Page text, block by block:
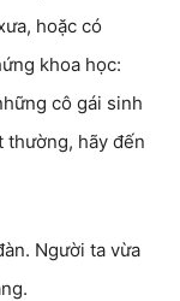
hoặc có
khoa học:
cô gái sinh
thường, hãy đến
Người ta vừa